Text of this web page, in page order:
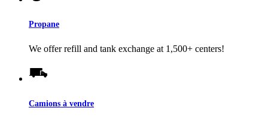
Propane
We offer refill and tank exchange at 1,500+ centers!
Camions à vendre